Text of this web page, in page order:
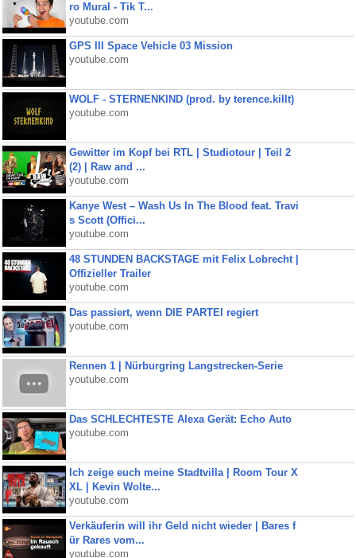
ro Mural - Tik T...
youtube.com
GPS III Space Vehicle 03 Mission
youtube.com
WOLF - STERNENKIND (prod. by terence.killt)
youtube.com
Gewitter im Kopf bei RTL | Studiotour | Teil 2
(2) | Raw and ...
youtube.com
Kanye West – Wash Us In The Blood feat. Travi
s Scott (Offici...
youtube.com
48 STUNDEN BACKSTAGE mit Felix Lobrecht |
Offizieller Trailer
youtube.com
Das passiert, wenn DIE PARTEI regiert
youtube.com
Rennen 1 | Nürburgring Langstrecken-Serie
youtube.com
Das SCHLECHTESTE Alexa Gerät: Echo Auto
youtube.com
Ich zeige euch meine Stadtvilla | Room Tour X
XL | Kevin Wolte...
youtube.com
Verkäuferin will ihr Geld nicht wieder | Bares f
ür Rares vom...
youtube.com